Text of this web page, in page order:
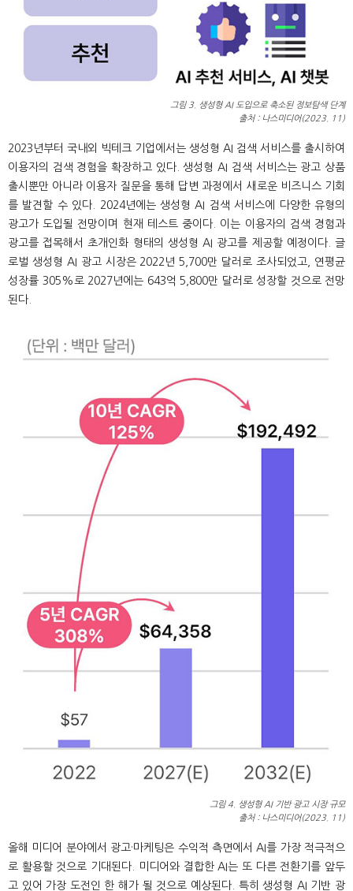
그림 3. 생성형 AI 도입으로 축소된 정보탐색 단계
출처 : 나스미디어(2023. 11)
2023년부터 국내외 빅테크 기업에서는 생성형 AI 검색 서비스를 출시하여
이용자의 검색 경험을 확장하고 있다. 생성형 AI 검색 서비스는 광고 상품
출시뿐만 아니라 이용자 질문을 통해 답변 과정에서 새로운 비즈니스 기회
를 발견할 수 있다. 2024년에는 생성형 AI 검색 서비스에 다양한 유형의
광고가 도입될 전망이며 현재 테스트 중이다. 이는 이용자의 검색 경험과
광고를 접목해서 초개인화 형태의 생성형 AI 광고를 제공할 예정이다. 글
로벌 생성형 AI 광고 시장은 2022년 5,700만 달러로 조사되었고, 연평균
성장률 305%로 2027년에는 643억 5,800만 달러로 성장할 것으로 전망
된다.
그림 4. 생성형 AI 기반 광고 시장 규모
출처 : 나스미디어(2023. 11)
올해 미디어 분야에서 광고·마케팅은 수익적 측면에서 AI를 가장 적극적으
로 활용할 것으로 기대된다. 미디어와 결합한 AI는 또 다른 전환기를 앞두
고 있어 가장 도전인 한 해가 될 것으로 예상된다. 특히 생성형 AI 기반 광